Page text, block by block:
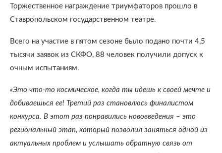
Торжественное награждение триумфаторов прошло в
Ставропольском государственном театре.
Всего на участие в пятом сезоне было подано почти 4,5
тысячи заявок из СКФО, 88 человек получили допуск к
очным испытаниям.
«Это что-то космическое, когда ты идешь к своей мечте и
добиваешься ее! Третий раз становлюсь финалистом
конкурса. В этот раз понравились нововведения – это
региональный этап, который позволил заняться одной из
актуальных проблем и услышать обратную связь от